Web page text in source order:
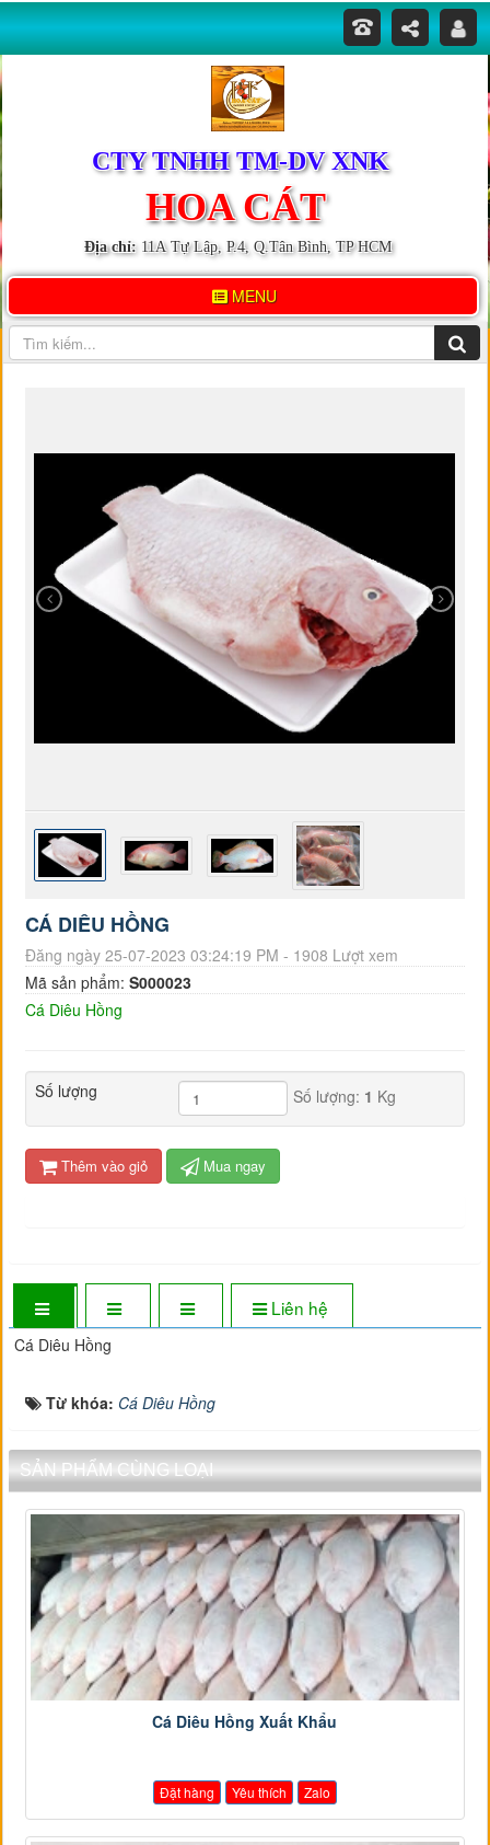
CTY TNHH TM-DV XNK
HOA CÁT
Địa chỉ: 11A Tự Lập, P.4, Q.Tân Bình, TP HCM
MENU
CÁ DIÊU HỒNG
Đăng ngày 25-07-2023 03:24:19 PM - 1908 Lượt xem
Mã sản phẩm:S000023
Cá Diêu Hồng
Số lượng Số lượng: 1 Kg
Thêm vào giỏ Mua ngay
Liên hệ
Cá Diêu Hồng
Từ khóa: Cá Diêu Hồng
SẢN PHẨM CÙNG LOẠI
Cá Diêu Hồng Xuất Khẩu
Đặt hàng Yêu thích Zalo